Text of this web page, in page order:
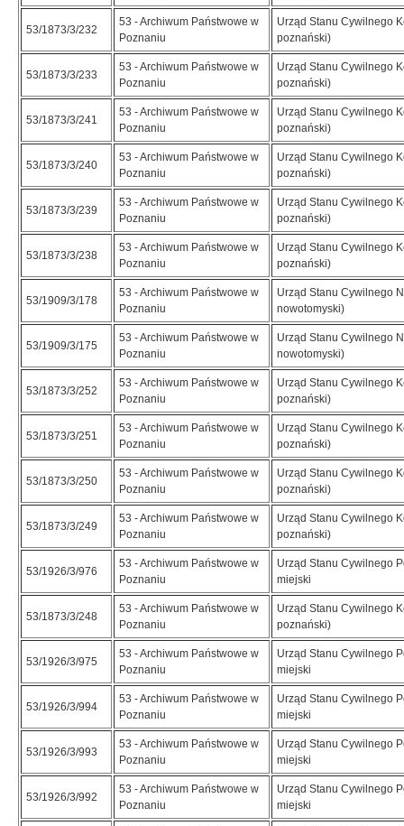
53/1873/3/232
53 - Archiwum Państwowe w
Poznaniu
Urząd Stanu Cywilnego
poznański)
53/1873/3/233
53 - Archiwum Państwowe w
Poznaniu
Urząd Stanu Cywilnego
poznański)
53/1873/3/241
53 - Archiwum Państwowe w
Poznaniu
Urząd Stanu Cywilnego
poznański)
53/1873/3/240
53 - Archiwum Państwowe w
Poznaniu
Urząd Stanu Cywilnego
poznański)
53/1873/3/239
53 - Archiwum Państwowe w
Poznaniu
Urząd Stanu Cywilnego
poznański)
53/1873/3/238
53 - Archiwum Państwowe w
Poznaniu
Urząd Stanu Cywilnego
poznański)
53/1909/3/178
53 - Archiwum Państwowe w
Poznaniu
Urząd Stanu Cywilnego
nowotomyski)
53/1909/3/175
53 - Archiwum Państwowe w
Poznaniu
Urząd Stanu Cywilnego
nowotomyski)
53/1873/3/252
53 - Archiwum Państwowe w
Poznaniu
Urząd Stanu Cywilnego
poznański)
53/1873/3/251
53 - Archiwum Państwowe w
Poznaniu
Urząd Stanu Cywilnego
poznański)
53/1873/3/250
53 - Archiwum Państwowe w
Poznaniu
Urząd Stanu Cywilnego
poznański)
53/1873/3/249
53 - Archiwum Państwowe w
Poznaniu
Urząd Stanu Cywilnego
poznański)
53/1926/3/976
53 - Archiwum Państwowe w
Poznaniu
Urząd Stanu Cywilnego
miejski
53/1873/3/248
53 - Archiwum Państwowe w
Poznaniu
Urząd Stanu Cywilnego
poznański)
53/1926/3/975
53 - Archiwum Państwowe w
Poznaniu
Urząd Stanu Cywilnego
miejski
53/1926/3/994
53 - Archiwum Państwowe w
Poznaniu
Urząd Stanu Cywilnego
miejski
53/1926/3/993
53 - Archiwum Państwowe w
Poznaniu
Urząd Stanu Cywilnego
miejski
53/1926/3/992
53 - Archiwum Państwowe w
Poznaniu
Urząd Stanu Cywilnego
miejski